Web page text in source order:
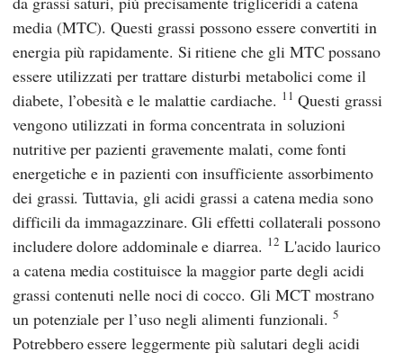
media (MTC). Questi grassi possono essere convertiti in
energia più rapidamente. Si ritiene che gli MTC possano
essere utilizzati per trattare disturbi metabolici come il
diabete, l’obesità e le malattie cardiache. 11 Questi grassi
vengono utilizzati in forma concentrata in soluzioni
nutritive per pazienti gravemente malati, come fonti
energetiche e in pazienti con insufficiente assorbimento
dei grassi. Tuttavia, gli acidi grassi a catena media sono
difficili da immagazzinare. Gli effetti collaterali possono
includere dolore addominale e diarrea. 12 L'acido laurico
a catena media costituisce la maggior parte degli acidi
grassi contenuti nelle noci di cocco. Gli MCT mostrano
un potenziale per l’uso negli alimenti funzionali.5
Potrebbero essere leggermente più salutari degli acidi